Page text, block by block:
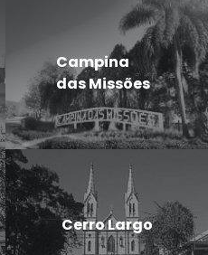
Campina
das Missões
Cerro Largo